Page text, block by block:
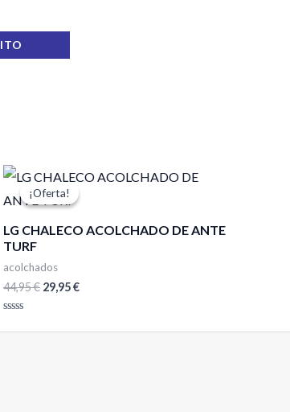
¡Oferta!
¡Oferta!
LG CHALECO ACOLCHADO DE ANTE
TURF
acolchados
44,95€
El
precio
original
44,95 €.
29,95€
El
precio
29,95 €.
con